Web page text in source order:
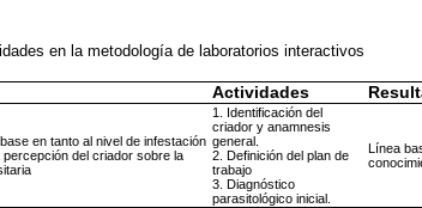
en la metodología de laboratorios interactivos
Actividades
en tanto al nivel de infestación
percepción del criador sobre la
1. Identificación del
criador y anamnesis
general.
2. Definición del plan de
trabajo
3. Diagnóstico
parasitológico inicial.
Línea